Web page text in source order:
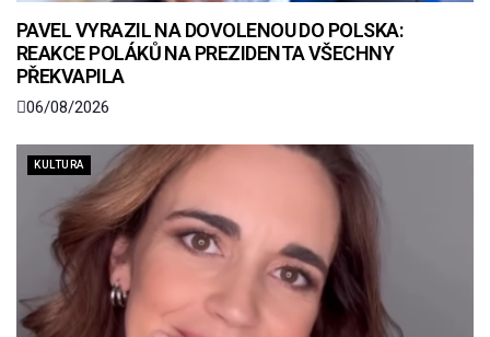
PAVEL VYRAZIL NA DOVOLENOU DO POLSKA:
REAKCE POLÁKŮ NA PREZIDENTA VŠECHNY
PŘEKVAPILA
06/08/2026
KULTURA